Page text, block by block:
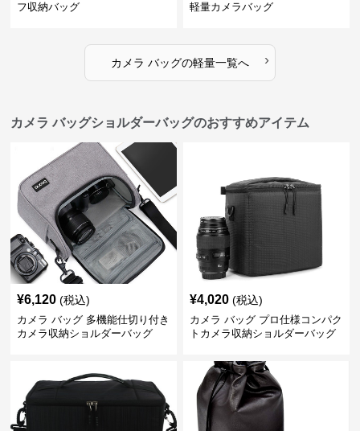
フ収納バッグ
軽量カメラバッグ
カメラ バッグの軽量一覧へ ›
カメラ バッグショルダーバッグのおすすめアイテム
¥6,120 (税込)
カメラ バッグ 多機能仕切り付き
カメラ収納ショルダーバッグ
¥4,020 (税込)
カメラ バッグ プロ仕様コンパク
トカメラ収納ショルダーバッグ